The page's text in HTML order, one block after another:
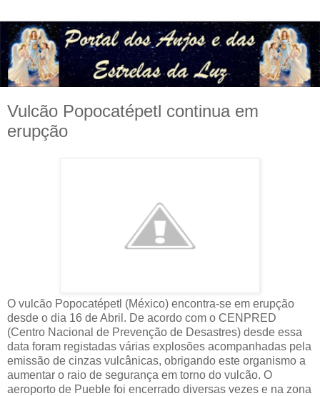
Vulcão Popocatépetl continua em
erupção
​O vulcão Popocatépetl (México) encontra-se em erupção
desde o dia 16 de Abril. De acordo com o CENPRED
(Centro Nacional de Prevenção de Desastres) desde essa
data foram registadas várias explosões acompanhadas pela
emissão de cinzas vulcânicas, obrigando este organismo a
aumentar o raio de segurança em torno do vulcão. O
aeroporto de Pueble foi encerrado diversas vezes e na zona